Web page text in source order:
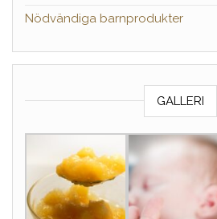
Nödvändiga barnprodukter
GALLERI